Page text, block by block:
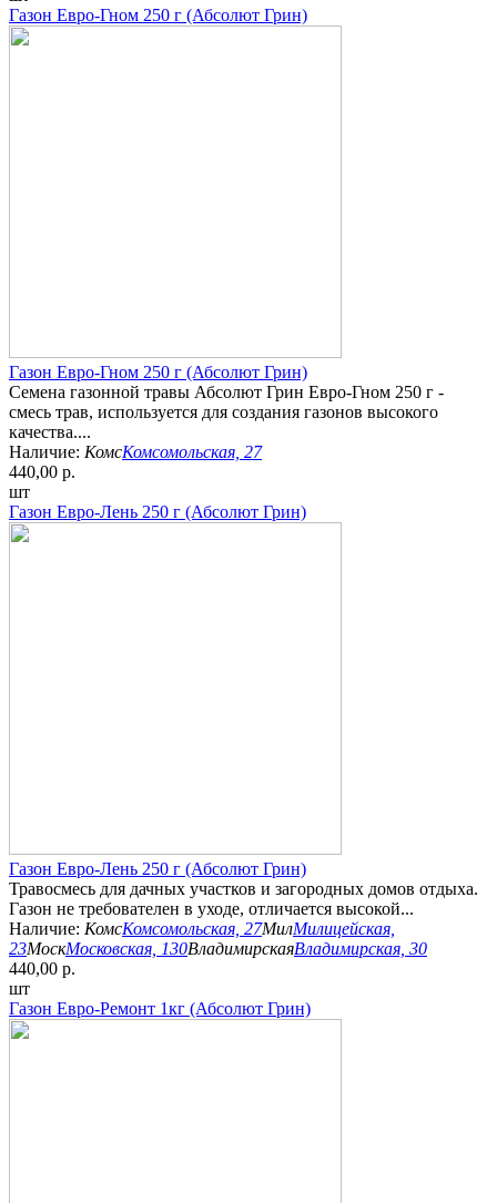
Газон Евро-Гном 250 г (Абсолют Грин)
Газон Евро-Гном 250 г (Абсолют Грин)
Семена газонной травы Абсолют Грин Евро-Гном 250 г -
смесь трав, используется для создания газонов высокого
качества....
Наличие: КомсКомсомольская, 27
440,00 р.
шт
Газон Евро-Лень 250 г (Абсолют Грин)
Газон Евро-Лень 250 г (Абсолют Грин)
Травосмесь для дачных участков и загородных домов отдыха.
Газон не требователен в уходе, отличается высокой...
Наличие: КомсКомсомольская, 27МилМилицейская,
23МоскМосковская, 130ВладимирскаяВладимирская, 30
440,00 р.
шт
Газон Евро-Ремонт 1кг (Абсолют Грин)